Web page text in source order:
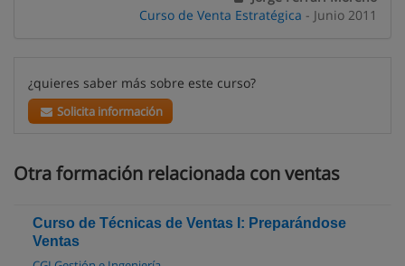
Curso de Venta Estratégica - Junio 2011
¿quieres saber más sobre este curso?
Solicita información
Otra formación relacionada con ventas
Curso de Técnicas de Ventas I: Preparándose
Ventas